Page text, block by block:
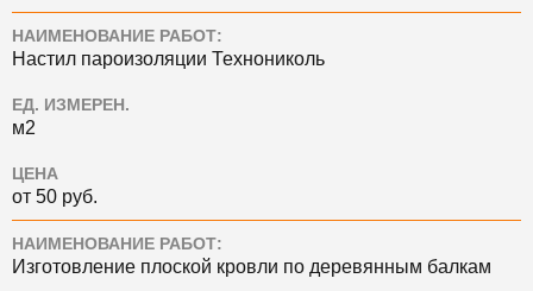
НАИМЕНОВАНИЕ РАБОТ:
Настил пароизоляции Технониколь
ЕД. ИЗМЕРЕН.
м2
ЦЕНА
от 50 руб.
НАИМЕНОВАНИЕ РАБОТ:
Изготовление плоской кровли по деревянным балкам